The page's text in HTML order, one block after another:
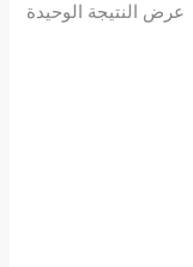
عرض النتيجة الوحيدة